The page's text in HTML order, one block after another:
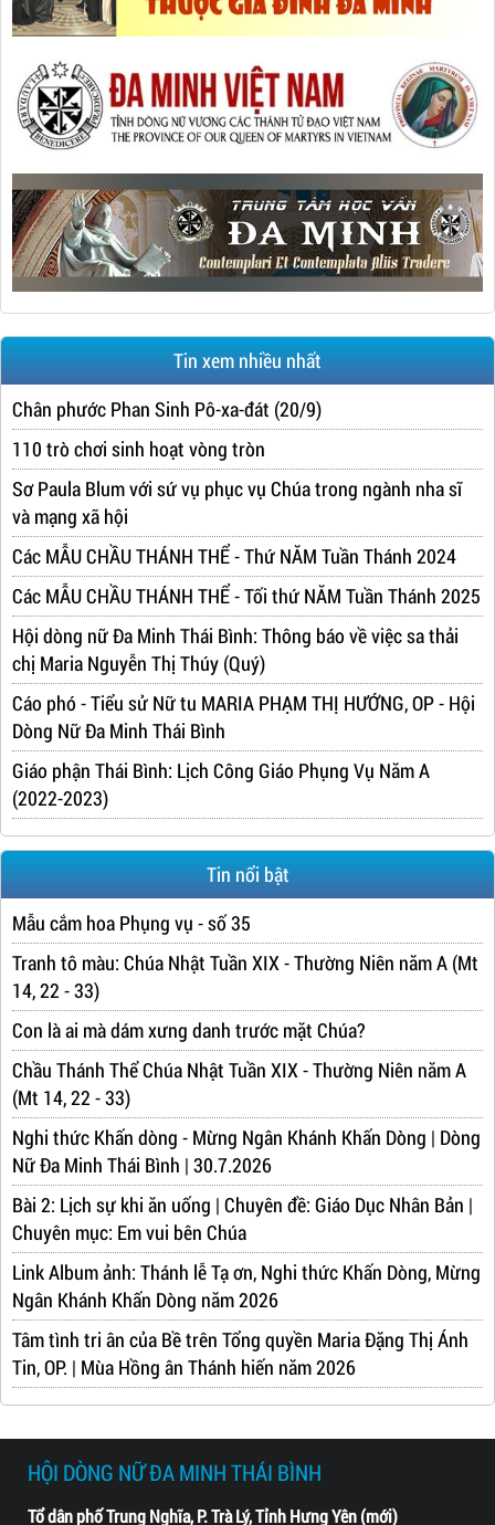
Tin xem nhiều nhất
Chân phước Phan Sinh Pô-xa-đát (20/9)
110 trò chơi sinh hoạt vòng tròn
Sơ Paula Blum với sứ vụ phục vụ Chúa trong ngành nha sĩ
và mạng xã hội
Các MẪU CHẦU THÁNH THỂ - Thứ NĂM Tuần Thánh 2024
Các MẪU CHẦU THÁNH THỂ - Tối thứ NĂM Tuần Thánh 2025
Hội dòng nữ Đa Minh Thái Bình: Thông báo về việc sa thải
chị Maria Nguyễn Thị Thúy (Quý)
Cáo phó - Tiểu sử Nữ tu MARIA PHẠM THỊ HƯỚNG, OP - Hội
Dòng Nữ Đa Minh Thái Bình
Giáo phận Thái Bình: Lịch Công Giáo Phụng Vụ Năm A
(2022-2023)
Tin nổi bật
Mẫu cắm hoa Phụng vụ - số 35
Tranh tô màu: Chúa Nhật Tuần XIX - Thường Niên năm A (Mt
14, 22 - 33)
Con là ai mà dám xưng danh trước mặt Chúa?
Chầu Thánh Thể Chúa Nhật Tuần XIX - Thường Niên năm A
(Mt 14, 22 - 33)
Nghi thức Khấn dòng - Mừng Ngân Khánh Khấn Dòng | Dòng
Nữ Đa Minh Thái Bình | 30.7.2026
Bài 2: Lịch sự khi ăn uống | Chuyên đề: Giáo Dục Nhân Bản |
Chuyên mục: Em vui bên Chúa
Link Album ảnh: Thánh lễ Tạ ơn, Nghi thức Khấn Dòng, Mừng
Ngân Khánh Khấn Dòng năm 2026
Tâm tình tri ân của Bề trên Tổng quyền Maria Đặng Thị Ánh
Tin, OP. | Mùa Hồng ân Thánh hiến năm 2026
HỘI DÒNG NỮ ĐA MINH THÁI BÌNH
Tổ dân phố Trung Nghĩa, P. Trà Lý, Tỉnh Hưng Yên (mới)